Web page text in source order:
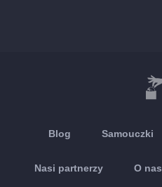
Blog Samouczki
Nasi partnerzy O nas